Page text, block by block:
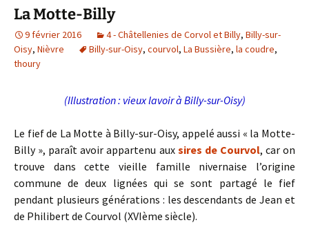
La Motte-Billy
9 février 2016 4 - Châtellenies de Corvol et Billy, Billy-sur-
Oisy, Nièvre Billy-sur-Oisy, courvol, La Bussière, la coudre,
thoury
(Illustration : vieux lavoir à Billy-sur-Oisy)
Le fief de La Motte à Billy-sur-Oisy, appelé aussi « la Motte-
Billy », paraît avoir appartenu aux sires de Courvol, car on
trouve dans cette vieille famille nivernaise l’origine
commune de deux lignées qui se sont partagé le fief
pendant plusieurs générations : les descendants de Jean et
de Philibert de Courvol (XVIème siècle).